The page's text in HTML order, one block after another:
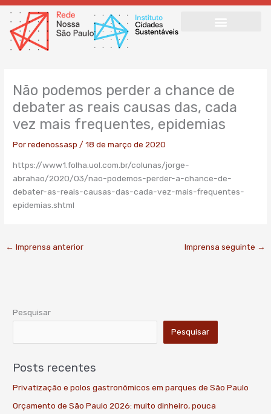
Ir
para
conteúdo
Não podemos perder a chance de
debater as reais causas das, cada
vez mais frequentes, epidemias
Porredenossasp /18 de março de 2020
https://www1.folha.uol.com.br/colunas/jorge-
abrahao/2020/03/nao-podemos-perder-a-chance-de-
debater-as-reais-causas-das-cada-vez-mais-frequentes-
epidemias.shtml
← Imprensa anterior Imprensa seguinte →
Pesquisar
Pesquisar
Posts recentes
Privatização e polos gastronômicos em parques de São Paulo
Orçamento de São Paulo 2026: muito dinheiro, pouca